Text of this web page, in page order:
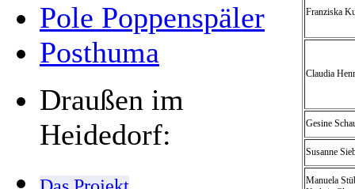
Pole Poppenspäler
Posthuma
Draußen im
Heidedorf:
Franziska
Claudia
Gesine
Susanne
Manuela